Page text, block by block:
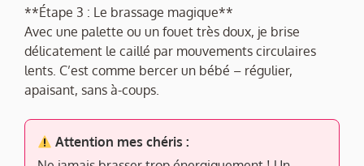
**Étape 3 : Le brassage magique**
Avec une palette ou un fouet très doux, je brise
délicatement le caillé par mouvements circulaires
lents. C’est comme bercer un bébé – régulier,
apaisant, sans à-coups.
Attention mes chéris :